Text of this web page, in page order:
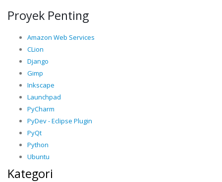
Proyek Penting
Amazon Web Services
CLion
Django
Gimp
Inkscape
Launchpad
PyCharm
PyDev - Eclipse Plugin
PyQt
Python
Ubuntu
Kategori